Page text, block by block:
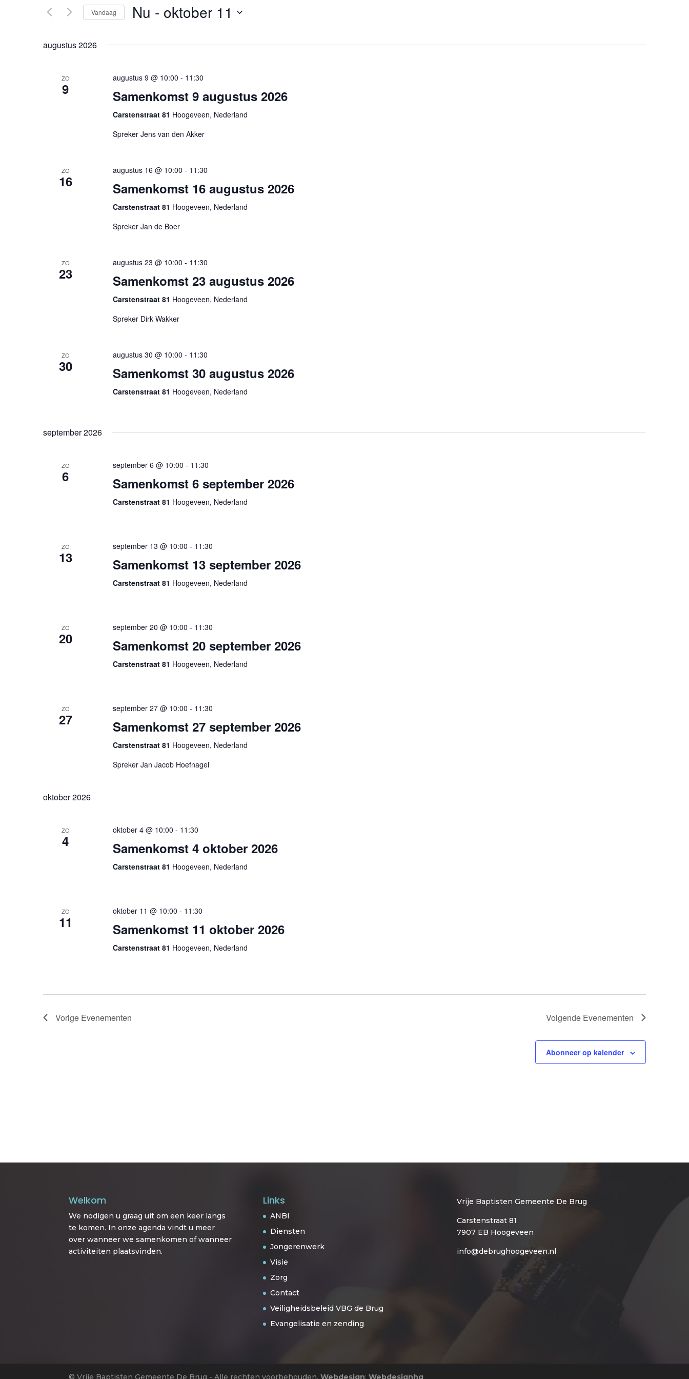
navigatie
Zoek
met
Vandaag Nu - oktober 11
augustus 2026
ZO
9
augustus 9 @ 10:00 - 11:30
Samenkomst 9 augustus 2026
Carstenstraat 81 Hoogeveen, Nederland
Spreker Jens van den Akker
ZO
16
augustus 16 @ 10:00 - 11:30
Samenkomst 16 augustus 2026
Carstenstraat 81 Hoogeveen, Nederland
Spreker Jan de Boer
ZO
23
augustus 23 @ 10:00 - 11:30
Samenkomst 23 augustus 2026
Carstenstraat 81 Hoogeveen, Nederland
Spreker Dirk Wakker
ZO
30
augustus 30 @ 10:00 - 11:30
Samenkomst 30 augustus 2026
Carstenstraat 81 Hoogeveen, Nederland
september 2026
ZO
6
september 6 @ 10:00 - 11:30
Samenkomst 6 september 2026
Carstenstraat 81 Hoogeveen, Nederland
ZO
13
september 13 @ 10:00 - 11:30
Samenkomst 13 september 2026
Carstenstraat 81 Hoogeveen, Nederland
ZO
20
september 20 @ 10:00 - 11:30
Samenkomst 20 september 2026
Carstenstraat 81 Hoogeveen, Nederland
ZO
27
september 27 @ 10:00 - 11:30
Samenkomst 27 september 2026
Carstenstraat 81 Hoogeveen, Nederland
Spreker Jan Jacob Hoefnagel
oktober 2026
ZO
4
oktober 4 @ 10:00 - 11:30
Samenkomst 4 oktober 2026
Carstenstraat 81 Hoogeveen, Nederland
ZO
11
oktober 11 @ 10:00 - 11:30
Samenkomst 11 oktober 2026
Carstenstraat 81 Hoogeveen, Nederland
Vorige Evenementen Volgende Evenementen
Abonneer op kalender
Welkom
We nodigen u graag uit om een keer langs
te komen. In onze agenda vindt u meer
over wanneer we samenkomen of wanneer
activiteiten plaatsvinden.
Links
ANBI
Diensten
Jongerenwerk
Visie
Zorg
Contact
Veiligheidsbeleid VBG de Brug
Evangelisatie en zending
Vrije Baptisten Gemeente De Brug
Carstenstraat 81
7907 EB Hoogeveen
info@debrughoogeveen.nl
© Vrije Baptisten Gemeente De Brug - Alle rechten voorbehouden.Webdesign:Webdesignhq